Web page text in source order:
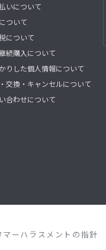
いについて
ついて
について
続購入について
りした個人情報について
交換・キャンセルについて
合わせについて
マーハラスメントの指針